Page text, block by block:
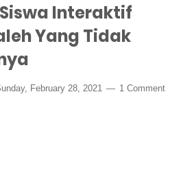
Interaktif
Yang Tidak
February 28, 2021 1 Comment